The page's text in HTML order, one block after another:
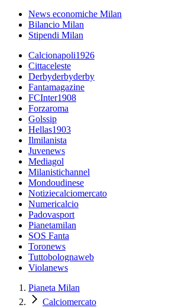
News economiche Milan
Bilancio Milan
Stipendi Milan
Calcionapoli1926
Cittaceleste
Derbyderbyderby
Fantamagazine
FCInter1908
Forzaroma
Golssip
Hellas1903
Ilmilanista
Juvenews
Mediagol
Milanistichannel
Mondoudinese
Notiziecalciomercato
Numericalcio
Padovasport
Pianetamilan
SOS Fanta
Toronews
Tuttobolognaweb
Violanews
Pianeta Milan
Calciomercato